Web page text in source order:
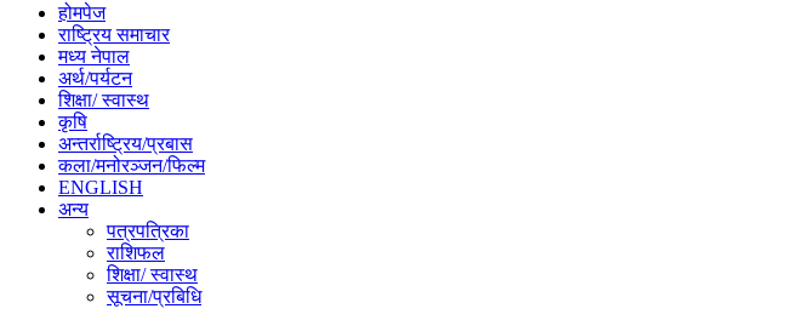
होमपेज
राष्ट्रिय समाचार
मध्य नेपाल
अर्थ/पर्यटन
शिक्षा/ स्वास्थ
कृषि
अन्तर्राष्ट्रिय/प्रबास
कला/मनोरञ्जन/फिल्म
ENGLISH
अन्य
पत्रपत्रिका
राशिफल
शिक्षा/ स्वास्थ
सूचना/प्रबिधि